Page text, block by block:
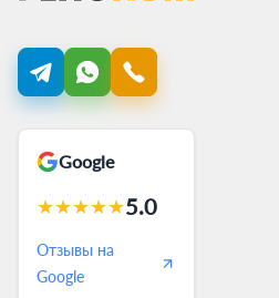
Google
★★★★★5.0
Отзывы на
Google